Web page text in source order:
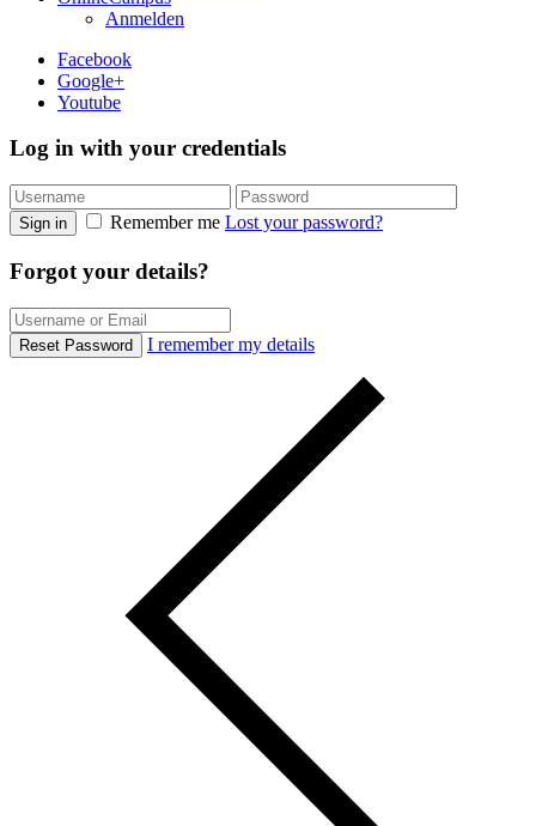
Anmelden
Facebook
Google+
Youtube
Log in with your credentials
Sign in Remember me Lost your password?
Forgot your details?
Reset Password I remember my details